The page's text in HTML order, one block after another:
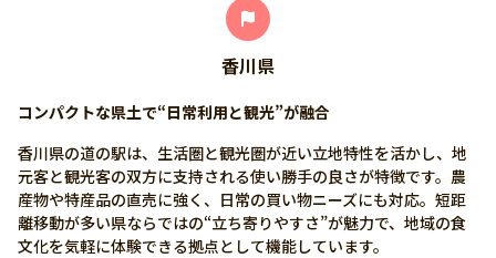
香川県
コンパクトな県土で“日常利用と観光”が融合
香川県の道の駅は、生活圏と観光圏が近い立地特性を活かし、地
元客と観光客の双方に支持される使い勝手の良さが特徴です。農
産物や特産品の直売に強く、日常の買い物ニーズにも対応。短距
離移動が多い県ならではの“立ち寄りやすさ”が魅力で、地域の食
文化を気軽に体験できる拠点として機能しています。